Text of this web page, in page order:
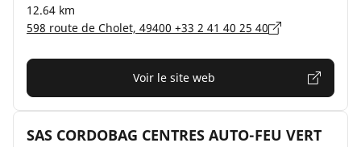
12.64 km
598 route de Cholet, 49400 +33 2 41 40 25 40
Voir le site web
SAS CORDOBAG CENTRES AUTO-FEU VERT